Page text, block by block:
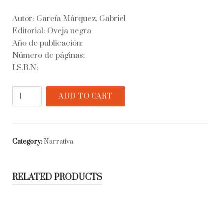
Autor: García Márquez, Gabriel
Editorial: Oveja negra
Año de publicación:
Número de páginas:
I.S.B.N:
Doce
quantity
ADD TO CART
Category:Narrativa
RELATED PRODUCTS